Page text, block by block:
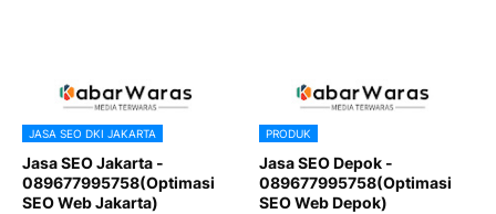
JASA SEO DKI JAKARTA
Jasa SEO Jakarta -
089677995758(Optimasi
SEO Web Jakarta)
PRODUK
Jasa SEO Depok -
089677995758(Optimasi
SEO Web Depok)